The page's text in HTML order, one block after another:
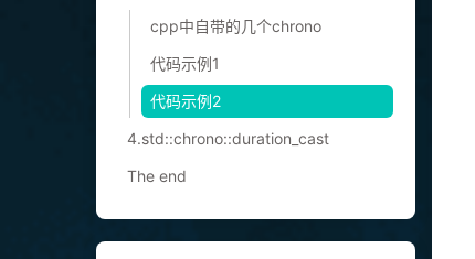
cpp中自带的几个chrono
代码示例1
代码示例2
4.std::chrono::duration_cast
The end